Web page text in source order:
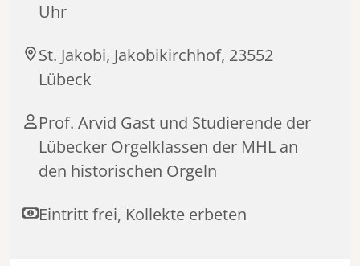
Uhr
St. Jakobi, Jakobikirchhof, 23552
Lübeck
Prof. Arvid Gast und Studierende der
Lübecker Orgelklassen der MHL an
den historischen Orgeln
Eintritt frei, Kollekte erbeten